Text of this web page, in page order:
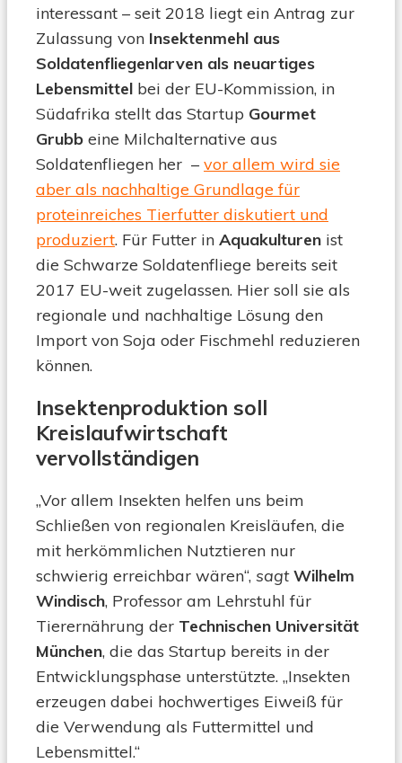
interessant – seit 2018 liegt ein Antrag zur
Zulassung von Insektenmehl aus
Soldatenfliegenlarven als neuartiges
Lebensmittel bei der EU-Kommission, in
Südafrika stellt das Startup Gourmet
Grubb eine Milchalternative aus
Soldatenfliegen her – vor allem wird sie
aber als nachhaltige Grundlage für
proteinreiches Tierfutter diskutiert und
produziert. Für Futter in Aquakulturen ist
die Schwarze Soldatenfliege bereits seit
2017 EU-weit zugelassen. Hier soll sie als
regionale und nachhaltige Lösung den
Import von Soja oder Fischmehl reduzieren
können.
Insektenproduktion soll
Kreislaufwirtschaft
vervollständigen
„Vor allem Insekten helfen uns beim
Schließen von regionalen Kreisläufen, die
mit herkömmlichen Nutztieren nur
schwierig erreichbar wären“, sagtWilhelm
Windisch, Professor am Lehrstuhl für
Tierernährung der Technischen Universität
München, die das Startup bereits in der
Entwicklungsphase unterstützte. „Insekten
erzeugen dabei hochwertiges Eiweiß für
die Verwendung als Futtermittel und
Lebensmittel.“